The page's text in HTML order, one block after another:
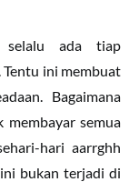
selalu ada tiap
Tentu ini membuat
Bagaimana
membayar semua
hari aarrghh
bukan terjadi di